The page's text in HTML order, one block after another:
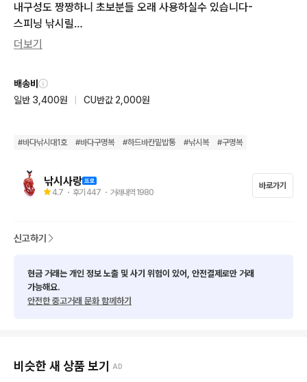
내구성도 짱짱하니 초보분들 오래 사용하실수 있습니다-
스피닝 낚시릴
초경량
바다 흘림낚시ㆍ양어장낚시ㆍ
원투낚시에 사용하시면 됩니다
더보기
배송비
일반 3,400원
CU반값 2,000원
#바다낚시대1호 #바다구명복 #하드바칸밑밥통 #낚시복 #구명복
낚시사랑
4.7 ・ 후기 447 ・ 거래내역 1980
바로가기
신고하기
현금 거래는 개인 정보 노출 및 사기 위험이 있어, 안전결제로만 거래
가능해요.
안전한 중고거래 문화 함께하기
비슷한 새 상품 보기 AD